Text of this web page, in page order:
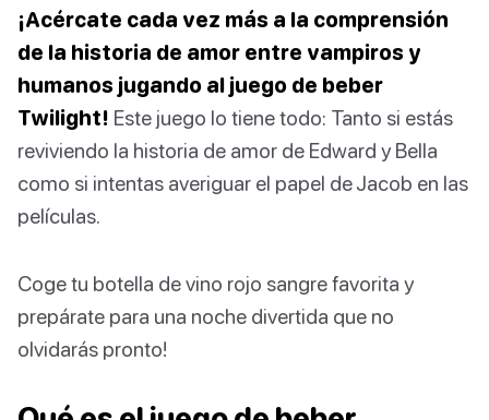
¡Acércate cada vez más a la comprensión
de la historia de amor entre vampiros y
humanos jugando al juego de beber
Twilight! Este juego lo tiene todo: Tanto si estás
reviviendo la historia de amor de Edward y Bella
como si intentas averiguar el papel de Jacob en las
películas.
Coge tu botella de vino rojo sangre favorita y
prepárate para una noche divertida que no
olvidarás pronto!